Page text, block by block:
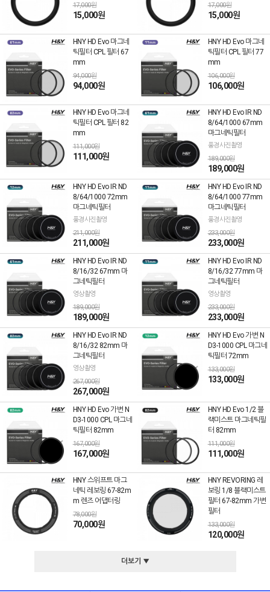
17,000원
15,000원
17,000원
15,000원
HNY HD Evo 마그네
틱필터 CPL 필터 67
mm
94,000원
94,000원
HNY HD Evo 마그네
틱필터 CPL 필터 77
mm
106,000원
106,000원
HNY HD Evo 마그네
틱필터 CPL 필터 82
mm
111,000원
111,000원
HNY HD Evo IR ND
8/64/1000 67mm
마그네틱필터
풍경사진촬영
189,000원
189,000원
HNY HD Evo IR ND
8/64/1000 72mm
마그네틱필터
풍경사진촬영
211,000원
211,000원
HNY HD Evo IR ND
8/64/1000 77mm
마그네틱필터
풍경사진촬영
233,000원
233,000원
HNY HD Evo IR ND
8/16/32 67mm 마
그네틱필터
영상촬영
189,000원
189,000원
HNY HD Evo IR ND
8/16/32 77mm 마
그네틱필터
영상촬영
233,000원
233,000원
HNY HD Evo IR ND
8/16/32 82mm 마
그네틱필터
영상촬영
267,000원
267,000원
HNY HD Evo 가변 N
D3-1000 CPL 마그네
틱필터 72mm
133,000원
133,000원
HNY HD Evo 가변 N
D3-1000 CPL 마그네
틱필터 82mm
167,000원
167,000원
HNY HD Evo 1/2 블
랙미스트 마그네틱필
터 82mm
111,000원
111,000원
HNY 스위프트 마그
네틱 레보링 67-82m
m 렌즈 어댑터링
78,000원
70,000원
HNY REVORING 레
보링 1/8 블랙미스트
필터 67-82mm 가변
필터
133,000원
120,000원
더보기 ▼